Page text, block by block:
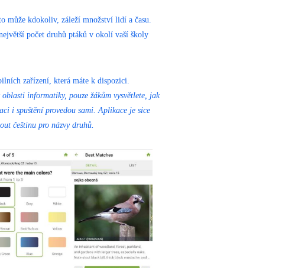
může kdokoliv, záleží množství lidí a času.
počet druhů ptáků v okolí vaší školy
zařízení, která máte k dispozici.
informatiky, pouze žákům vysvětlete, jak
i spuštění provedou sami. Aplikace je sice
češtinu pro názvy druhů.